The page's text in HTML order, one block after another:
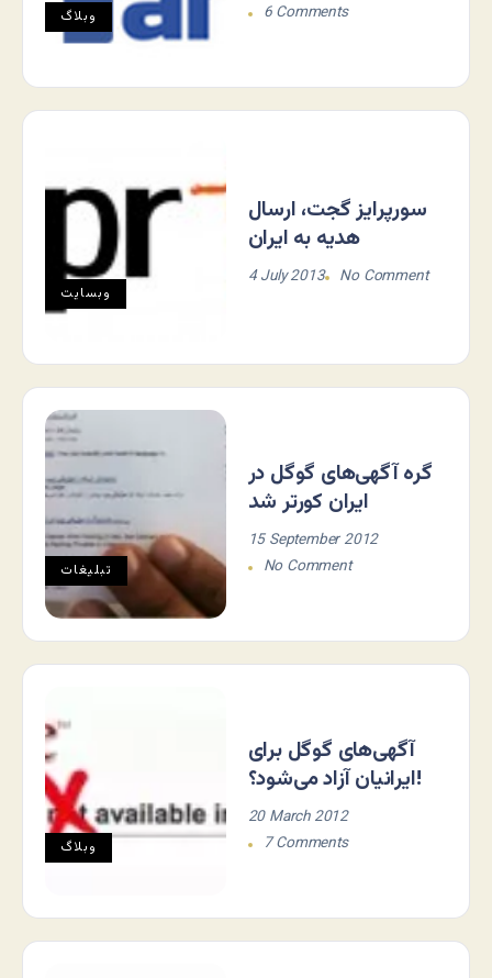
وبلاگ
6 Comments
وبسایت
سورپرایز گجت، ارسال
هدیه به ایران
4 July 2013 No Comment
تبلیغات
گره آگهی‌های گوگل در
ایران کورتر شد
15 September 2012
No Comment
وبلاگ
آگهی‌های گوگل برای
ایرانیان آزاد می‌شود؟!
20 March 2012
7 Comments